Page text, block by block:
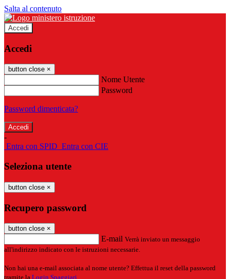
Salta al contenuto
Accedi
Accedi
button close ×
Nome Utente
Password
Password dimenticata?
-
Entra con SPID Entra con CIE
Seleziona utente
button close ×
Recupero password
button close ×
E-mail Verrà inviato un messaggio
all'indirizzo indicato con le istruzioni necessarie.
Non hai una e-mail associata al nome utente? Effettua il reset della password
tramite la Login Spaggiari